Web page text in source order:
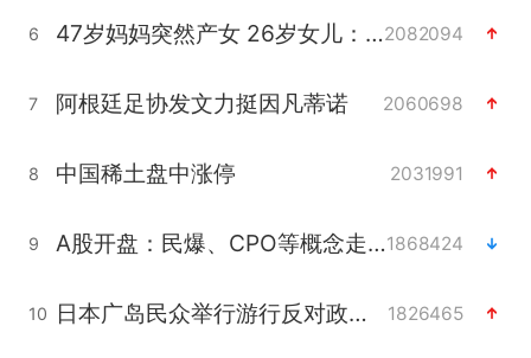
6 47岁妈妈突然产女 26岁女儿：很震惊2082094
7 阿根廷足协发文力挺因凡蒂诺 2060698
8 中国稀土盘中涨停 2031991
9 A股开盘：民爆、CPO等概念走强1868424
10 日本广岛民众举行游行反对政府行径 1826465